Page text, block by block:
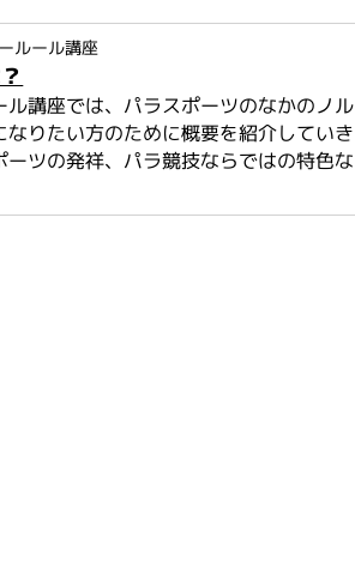
ルール講座
講座では、パラスポーツのなかのノル
りたい方のために概要を紹介していき
ツの発祥、パラ競技ならではの特色な